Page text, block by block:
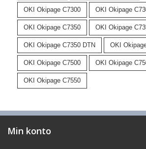
OKI Okipage C7300 OKI Okipage
OKI Okipage C7350 OKI Okipage
OKI Okipage C7350 DTN OKI
OKI Okipage C7500 OKI Okipage
OKI Okipage C7550
Min konto